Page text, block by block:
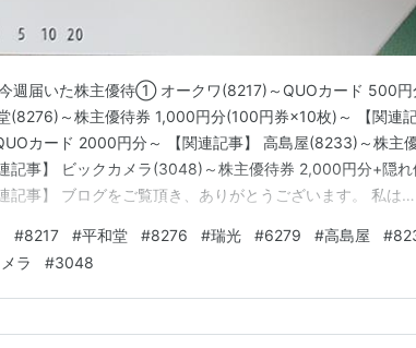
届いた株主優待① オークワ(8217)～QUOカード 500円
(8276)～株主優待券 1,000円分(100円券×10枚)～ 【関連
カード 2000円分～ 【関連記事】 高島屋(8233)～株主
記事】 ビックカメラ(3048)～株主優待券 2,000円分+隠
記事】 ブログをご覧頂き、ありがとうございます。 私は
資家として活動しています。 今週も優待品が届いていまし
#8217 #平和堂 #8276 #瑞光 #6279 #高島屋 #
ラ #3048